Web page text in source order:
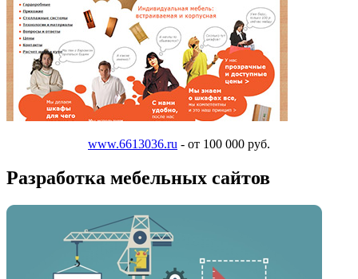
www.6613036.ru - от 100 000 руб.
Разработка мебельных сайтов